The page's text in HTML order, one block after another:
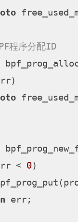
程序分配ID
< 0)
err;